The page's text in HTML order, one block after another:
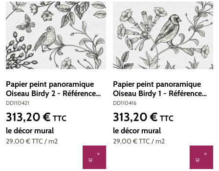
Papier peint panoramique
Oiseau Birdy 2 - Référence
DD110421 - Intissé 200g/m2
- Standard 400 x 270
DD110421
29,00 €TTC / m2
Prix régulier :
313,20 € TTC
le décor mural
Papier peint panoramique
Oiseau Birdy 1 - Référence
DD110416 - Intissé 200g/m2
- Standard 400 x 270
DD110416
29,00 €TTC / m2
Prix régulier :
313,20 € TTC
le décor mural